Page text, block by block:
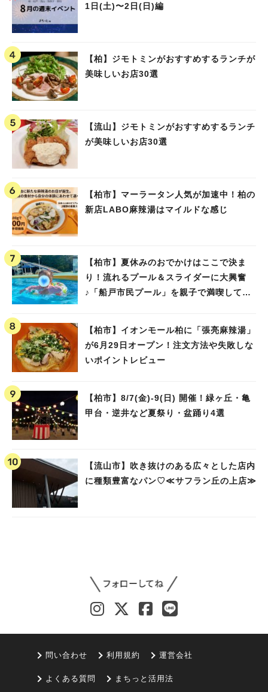
1日(土)〜2日(日)編
【柏】ジモトミンがおすすめするランチが
美味しいお店30選
【流山】ジモトミンがおすすめするランチ
が美味しいお店30選
【柏市】マーラータン人気が加速中！柏の
新店LABO麻辣湯はマイルドな感じ
【柏市】夏休みのおでかけはここで決ま
り！流れるプール＆スライダーに大興奮
♪「船戸市民プール」を親子で満喫してき
【柏市】イオンモール柏に「張亮麻辣湯」
が6月29日オープン！注文方法や失敗しな
いポイントレビュー
【柏市】8/7(金)‐9(日) 開催！緑ヶ丘・亀
甲台・逆井など夏祭り・盆踊り4選
【流山市】吹き抜けのある広々とした店内
に種類豊富なパン♡≪サフラン丘の上店≫
問い合わせ 利用規約 運営会社
よくある質問 まちっと活用法